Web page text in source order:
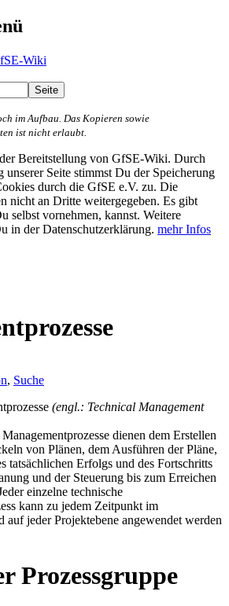
im Aufbau. Das Kopieren sowie
ist nicht erlaubt.
Bereitstellung von GfSE-Wiki. Durch
unserer Seite stimmst Du der Speicherung
durch die GfSE e.V. zu. Die
nicht an Dritte weitergegeben. Es gibt
selbst vornehmen, kannst. Weitere
in der Datenschutzerklärung. mehr Infos
, Suche
(engl.: Technical Management
dienen dem Erstellen
von Plänen, dem Ausführen der Pläne,
tatsächlichen Erfolgs und des Fortschritts
und der Steuerung bis zum Erreichen
einzelne technische
kann zu jedem Zeitpunkt im
auf jeder Projektebene angewendet werden
Prozessgruppe